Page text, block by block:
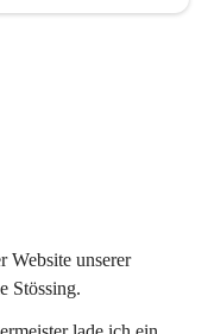
Website unserer
Stössing.